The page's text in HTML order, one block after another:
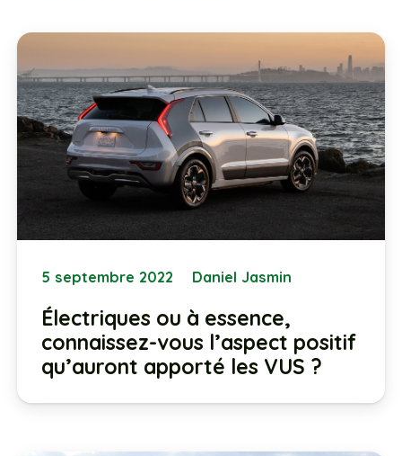
5 septembre 2022 Daniel Jasmin
Électriques ou à essence,
connaissez-vous l’aspect positif
qu’auront apporté les VUS ?